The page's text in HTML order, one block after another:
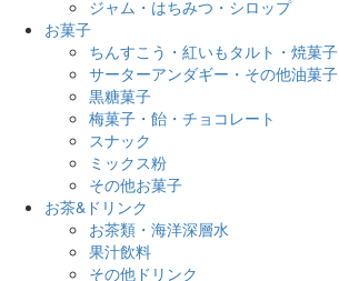
ジャム・はちみつ・シロップ
お菓子
ちんすこう・紅いもタルト・焼菓子
サーターアンダギー・その他油菓子
黒糖菓子
梅菓子・飴・チョコレート
スナック
ミックス粉
その他お菓子
お茶&ドリンク
お茶類・海洋深層水
果汁飲料
その他ドリンク